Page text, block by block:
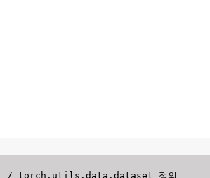
torch.utils.data.dataset 정의